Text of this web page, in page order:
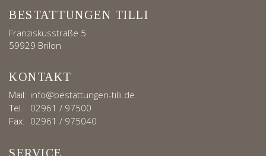
BESTATTUNGEN TILLI
Franziskusstraße 5
59929 Brilon
KONTAKT
Mail: info@bestattungen-tilli.de
Tel.: 02961 / 97500
Fax: 02961 / 975040
SERVICE